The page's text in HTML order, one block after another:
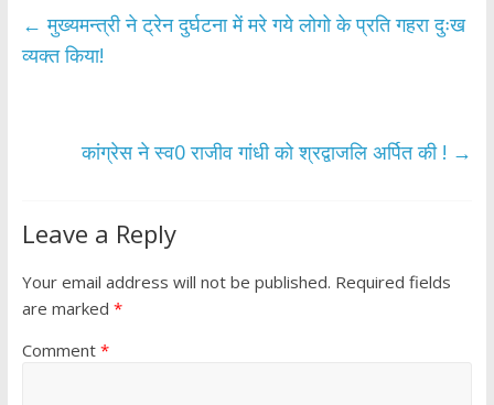
b
o
er s e
← मुख्यमन्त्री ने ट्रेन दुर्घटना में मरे गये लोगो के प्रति गहरा दुःख
व्यक्त किया!
कांग्रेस ने स्व0 राजीव गांधी को श्रद्वाजलि अर्पित की ! →
Leave a Reply
Your email address will not be published. Required fields
are marked *
Comment *